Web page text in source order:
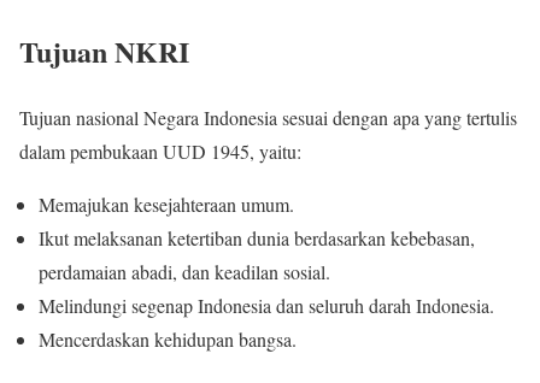
Tujuan NKRI
Tujuan nasional Negara Indonesia sesuai dengan apa yang tertulis
dalam pembukaan UUD 1945, yaitu:
Memajukan kesejahteraan umum.
Ikut melaksanan ketertiban dunia berdasarkan kebebasan,
perdamaian abadi, dan keadilan sosial.
Melindungi segenap Indonesia dan seluruh darah Indonesia.
Mencerdaskan kehidupan bangsa.